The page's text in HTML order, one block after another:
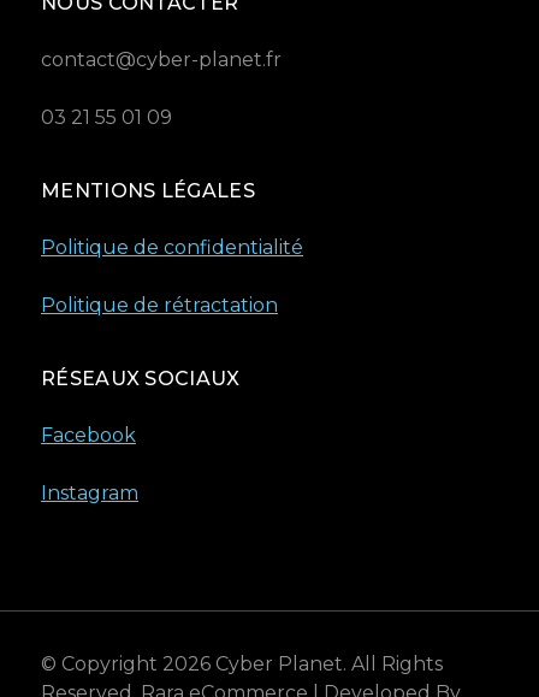
contact@cyber-planet.fr
03 21 55 01 09
MENTIONS LÉGALES
Politique de confidentialité
Politique de rétractation
RÉSEAUX SOCIAUX
Facebook
Instagram
© Copyright 2026 Cyber Planet. All Rights